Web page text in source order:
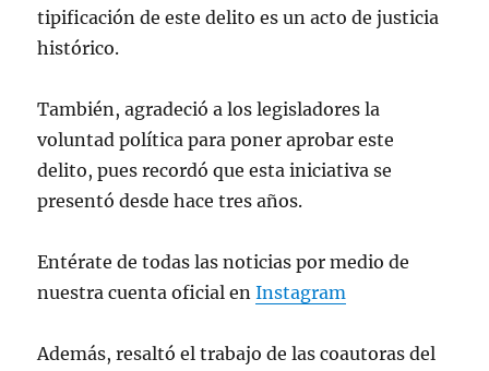
tipificación de este delito es un acto de justicia
histórico.
También, agradeció a los legisladores la
voluntad política para poner aprobar este
delito, pues recordó que esta iniciativa se
presentó desde hace tres años.
Entérate de todas las noticias por medio de
nuestra cuenta oficial enInstagram
Además, resaltó el trabajo de las coautoras del